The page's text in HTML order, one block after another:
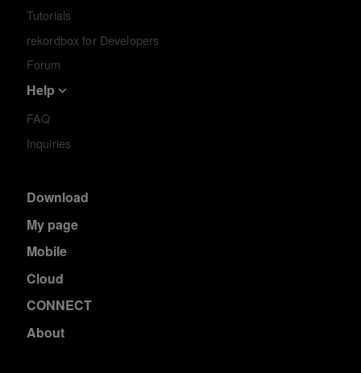
Tutorials
rekordbox for Developers
Forum
Help
FAQ
Inquiries
Download
My page
Mobile
Cloud
CONNECT
About